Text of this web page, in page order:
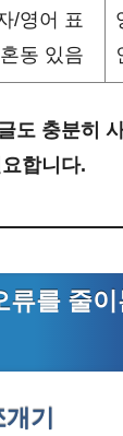
/영어 표
동 있음
도 충분히
합니다.
류를 줄이
기